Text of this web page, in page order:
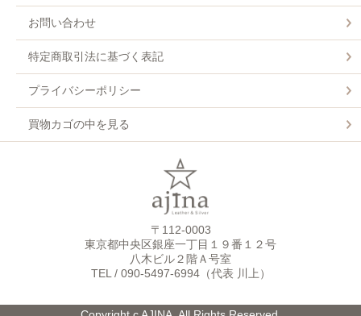
お問い合わせ
特定商取引法に基づく表記
プライバシーポリシー
買物カゴの中を見る
〒112-0003
東京都中央区銀座一丁目１９番１２号
八木ビル２階Ａ号室
TEL / 090-5497-6994（代表 川上）